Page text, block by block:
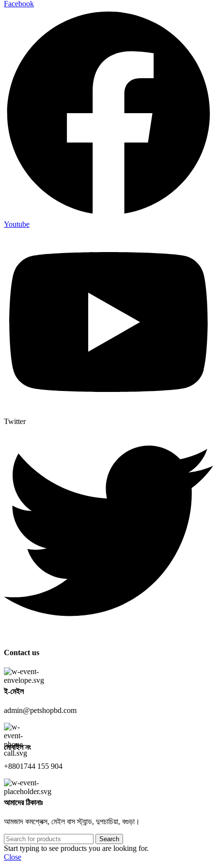
Facebook
Youtube
Twitter
Contact us
ই-মেইল
admin@petshopbd.com
মোবাইল নং
+8801744 155 904
আমাদের ঠিকানাঃ
আমজাদ কমপ্লেক্স, মেইল বাস স্ট্যান্ড, দুপচাচিয়া, বগুড়া।
Search
Start typing to see products you are looking for.
Close